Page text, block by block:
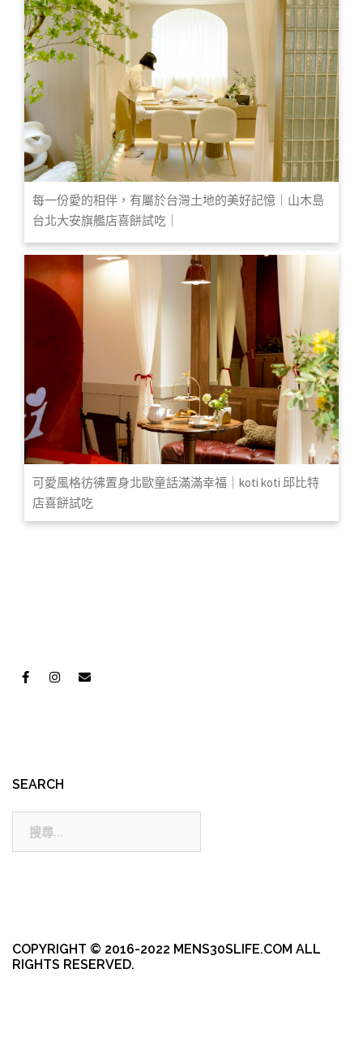
每一份愛的相伴，有屬於台灣土地的美好記憶｜山木島
台北大安旗艦店喜餅試吃｜
可愛風格彷彿置身北歐童話滿滿幸福｜koti koti 邱比特
店喜餅試吃
SEARCH
COPYRIGHT © 2016-2022 MENS30SLIFE.COM ALL
RIGHTS RESERVED.